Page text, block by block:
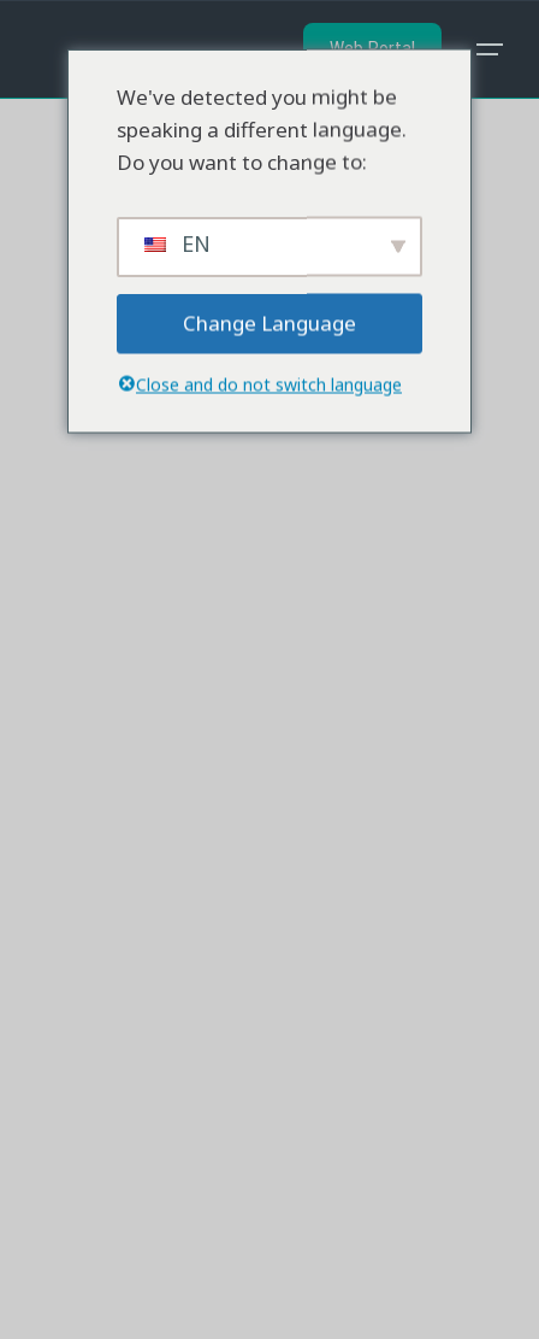
Web Portal
We've detected you might be
speaking a different language.
Do you want to change to:
EN
Change Language
Close and do not switch language